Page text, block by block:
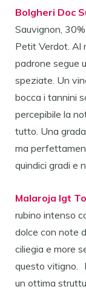
Bolgheri Doc
Sauvignon,
Petit Verdot. Al
padrone segue
speziate. Un
bocca i tannini
percepibile la
tutto. Una
ma
quindici gradi e
Malaroja Igt
rubino intenso
dolce con note
ciliegia e more
questo vitigno.
un ottima